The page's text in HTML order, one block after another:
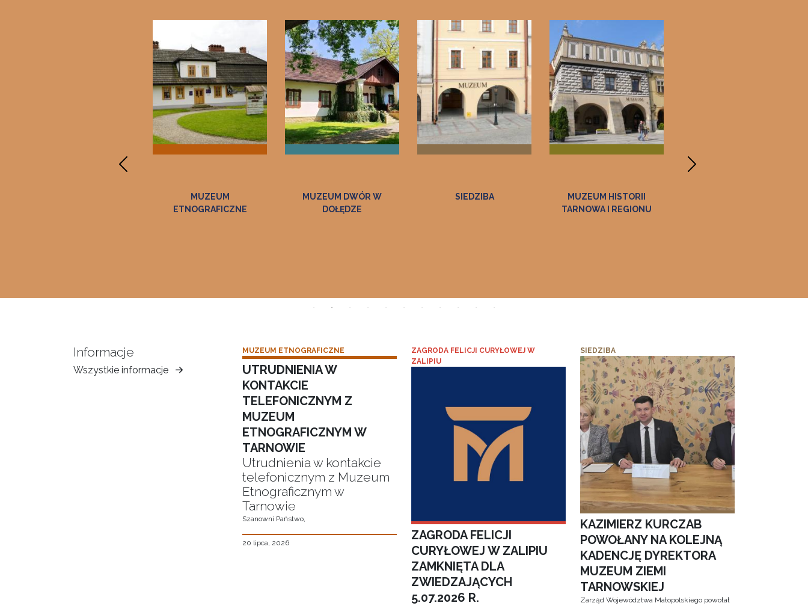
MUZEUM
ETNOGRAFICZNE
MUZEUM DWÓR W
DOŁĘDZE
SIEDZIBA
MUZEUM HISTORII
TARNOWA I REGIONU
Informacje
Wszystkie informacje
Muzeum
MUZEUM ETNOGRAFICZNE
UTRUDNIENIA W
KONTAKCIE
TELEFONICZNYM Z
MUZEUM
ETNOGRAFICZNYM W
TARNOWIE
Utrudnienia w kontakcie
telefonicznym z Muzeum
Etnograficznym w
Tarnowie
Szanowni Państwo,
20 lipca, 2026
ZAGRODA FELICJI CURYŁOWEJ W
ZALIPIU
ZAGRODA FELICJI
CURYŁOWEJ W ZALIPIU
ZAMKNIĘTA DLA
ZWIEDZAJĄCYCH
5.07.2026 R.
SIEDZIBA
KAZIMIERZ KURCZAB
POWOŁANY NA KOLEJNĄ
KADENCJĘ DYREKTORA
MUZEUM ZIEMI
TARNOWSKIEJ
Zarząd Województwa Małopolskiego powołał